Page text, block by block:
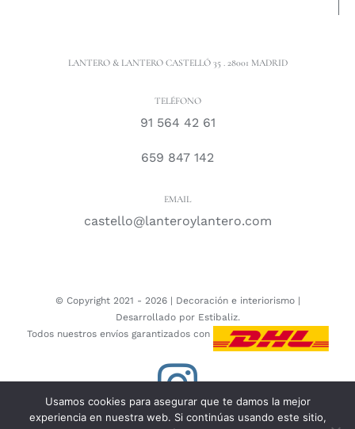
LANTERO & LANTERO CASTELLÓ 35 . 28001 MADRID
TELÉFONO
91 564 42 61
659 847 142
EMAIL
castello@lanteroylantero.com
© Copyright 2021 - 2026 | Decoración e interiorismo|
Desarrollado por Estibaliz.
Todos nuestros envíos garantizados con
Instagram
Usamos cookies para asegurar que te damos la mejor
experiencia en nuestra web. Si continúas usando este sitio,